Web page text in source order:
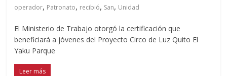
operador, Patronato, recibió, San, Unidad
El Ministerio de Trabajo otorgó la certificación que
beneficiará a jóvenes del Proyecto Circo de Luz Quito El
Yaku Parque
Leer más